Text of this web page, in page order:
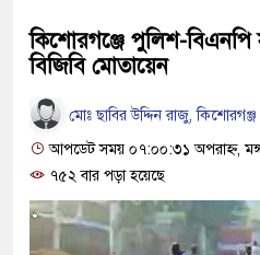
কিশোরগঞ্জে পুলিশ-বিএনপি
বিজিবি মোতায়েন
মোঃ ছাবির উদ্দিন রাজু, কিশোরগঞ্জ
আপডেট সময় ০৭:০০:৩১ অপরাহ্ন,
৭৫২ বার পড়া হয়েছে